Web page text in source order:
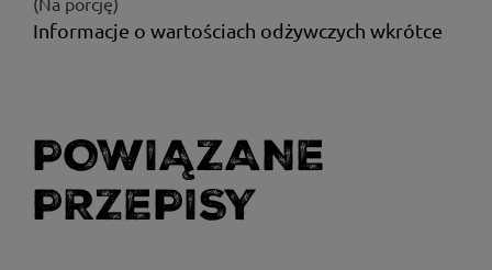
Informacje o wartościach odżywczych wkrótce
POWIĄZANE
PRZEPISY